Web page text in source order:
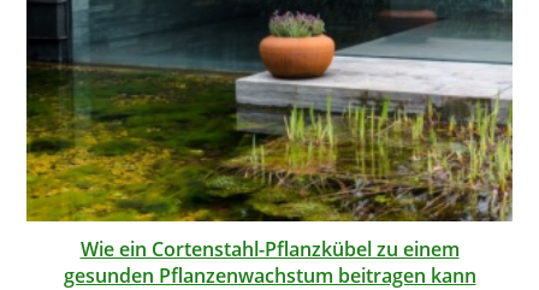
Wie ein Cortenstahl-Pflanzkübel zu einem
gesunden Pflanzenwachstum beitragen kann